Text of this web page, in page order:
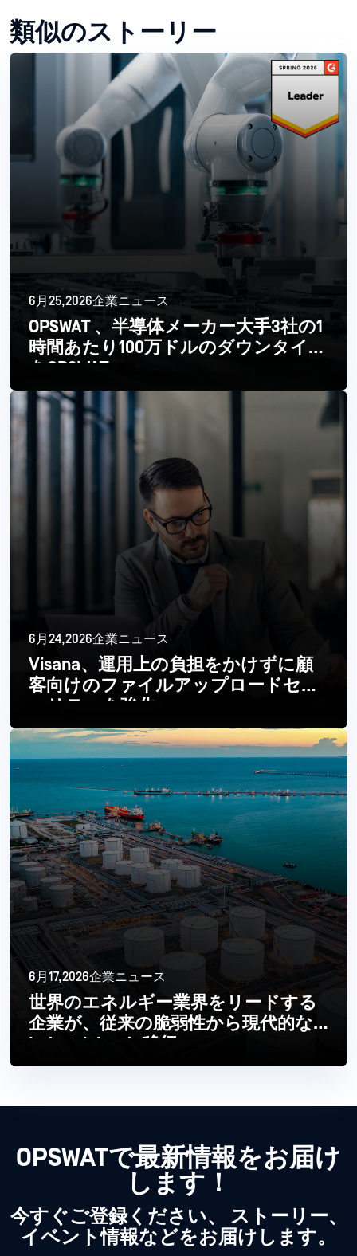
類似のストーリー
6月25,2026企業ニュース
OPSWAT 、半導体メーカー大手3社の1
時間あたり100万ドルのダウンタイム
をOPSWAT
続きを読む
6月24,2026企業ニュース
Visana、運用上の負担をかけずに顧
客向けのファイルアップロードセキ
ュリティを強化
続きを読む
6月17,2026企業ニュース
世界のエネルギー業界をリードする
企業が、従来の脆弱性から現代的な
Industrial へと移行
続きを読む
OPSWATで最新情報をお届け
します！
今すぐご登録ください、 ストーリー、
イベント情報などをお届けします。